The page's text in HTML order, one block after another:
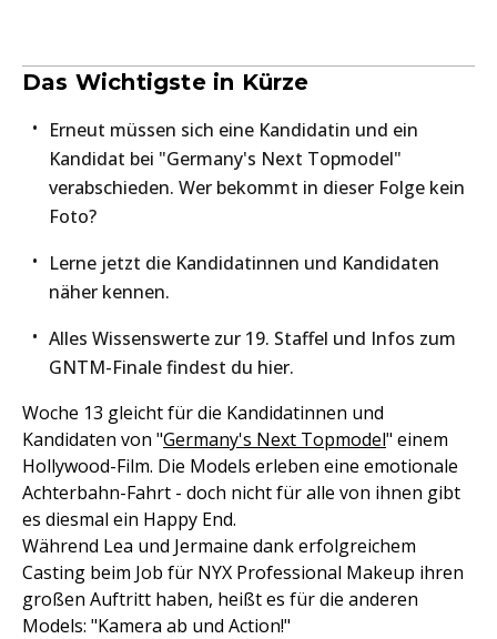
Das Wichtigste in Kürze
Erneut müssen sich eine Kandidatin und ein
Kandidat bei "Germany's Next Topmodel"
verabschieden. Wer bekommt in dieser Folge kein
Foto?
Lerne jetzt die Kandidatinnen und Kandidaten
näher kennen.
Alles Wissenswerte zur 19. Staffel und Infos zum
GNTM-Finale findest du hier.
Woche 13 gleicht für die Kandidatinnen und
Kandidaten von "Germany's Next Topmodel" einem
Hollywood-Film. Die Models erleben eine emotionale
Achterbahn-Fahrt - doch nicht für alle von ihnen gibt
es diesmal ein Happy End.
Während Lea und Jermaine dank erfolgreichem
Casting beim Job für NYX Professional Makeup ihren
großen Auftritt haben, heißt es für die anderen
Models: "Kamera ab und Action!"